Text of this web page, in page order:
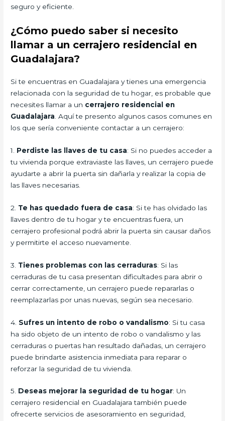
seguro y eficiente.
¿Cómo puedo saber si necesito
llamar a un cerrajero residencial en
Guadalajara?
Si te encuentras en Guadalajara y tienes una emergencia
relacionada con la seguridad de tu hogar, es probable que
necesites llamar a un cerrajero residencial en
Guadalajara . Aquí te presento algunos casos comunes en
los que sería conveniente contactar a un cerrajero:
1. Perdiste las llaves de tu casa: Si no puedes acceder a
tu vivienda porque extraviaste las llaves, un cerrajero puede
ayudarte a abrir la puerta sin dañarla y realizar la copia de
las llaves necesarias.
2. Te has quedado fuera de casa: Si te has olvidado las
llaves dentro de tu hogar y te encuentras fuera, un
cerrajero profesional podrá abrir la puerta sin causar daños
y permitirte el acceso nuevamente.
3. Tienes problemas con las cerraduras: Si las
cerraduras de tu casa presentan dificultades para abrir o
cerrar correctamente, un cerrajero puede repararlas o
reemplazarlas por unas nuevas, según sea necesario.
4. Sufres un intento de robo o vandalismo: Si tu casa
ha sido objeto de un intento de robo o vandalismo y las
cerraduras o puertas han resultado dañadas, un cerrajero
puede brindarte asistencia inmediata para reparar o
reforzar la seguridad de tu vivienda.
5. Deseas mejorar la seguridad de tu hogar: Un
cerrajero residencial en Guadalajara también puede
ofrecerte servicios de asesoramiento en seguridad,